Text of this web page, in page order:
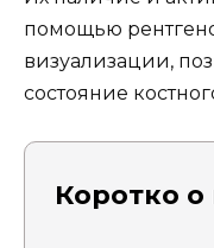
помощью
визуализации,
состояние
Коротко о